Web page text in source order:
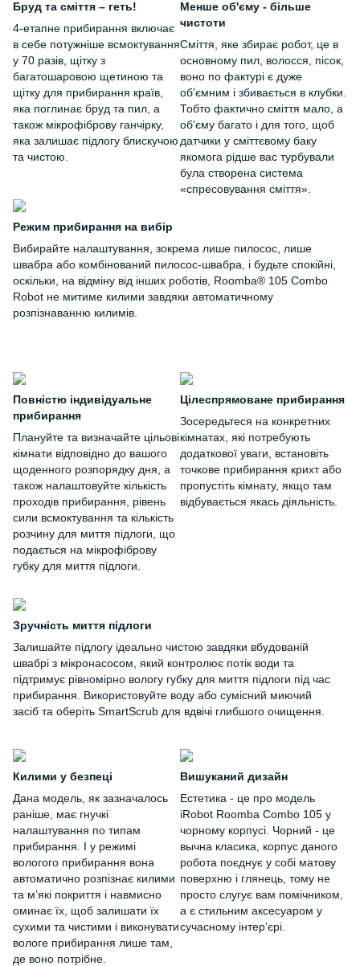
Бруд та сміття – геть!
4-етапне прибирання включає
в себе потужніше всмоктування
у 70 разів, щітку з
багатошаровою щетиною та
щітку для прибирання країв,
яка поглинає бруд та пил, а
також мікрофіброву ганчірку,
яка залишає підлогу блискучою
та чистою.
Менше об'єму - більше
чистоти
Сміття, яке збирає робот, це в
основному пил, волосся, пісок,
воно по фактурі є дуже
обʼємним і збивається в клубки.
Тобто фактично сміття мало, а
обʼєму багато і для того, щоб
датчики у сміттєвому баку
якомога рідше вас турбували
була створена система
«спресовування сміття».
Режим прибирання на вибір
Вибирайте налаштування, зокрема лише пилосос, лише
швабра або комбінований пилосос-швабра, і будьте спокійні,
оскільки, на відміну від інших роботів, Roomba® 105 Combo
Robot не митиме килими завдяки автоматичному
розпізнаванню килимів.
Повністю індивідуальне
прибирання
Плануйте та визначайте цільові
кімнати відповідно до вашого
щоденного розпорядку дня, а
також налаштовуйте кількість
проходів прибирання, рівень
сили всмоктування та кількість
розчину для миття підлоги, що
подається на мікрофіброву
губку для миття підлоги.
Цілеспрямоване прибирання
Зосередьтеся на конкретних
кімнатах, які потребують
додаткової уваги, встановіть
точкове прибирання крихт або
пропустіть кімнату, якщо там
відбувається якась діяльність.
Зручність миття підлоги
Залишайте підлогу ідеально чистою завдяки вбудованій
швабрі з мікронасосом, який контролює потік води та
підтримує рівномірно вологу губку для миття підлоги під час
прибирання. Використовуйте воду або сумісний миючий
засіб та оберіть SmartScrub для вдвічі глибшого очищення.
Килими у безпеці
Дана модель, як зазначалось
раніше, має гнучкі
налаштування по типам
прибирання. І у режимі
вологого прибирання вона
автоматично розпізнає килими
та мʼякі покриття і навмисно
оминає їх, щоб залишати їх
сухими та чистими і виконувати
вологе прибирання лише там,
де воно потрібне.
Вишуканий дизайн
Естетика - це про модель
iRobot Roomba Combo 105 у
чорному корпусі. Чорний - це
вычна класика, корпус даного
робота поєднує у собі матову
поверхню і глянець, тому не
просто слугує вам помічником,
а є стильним аксесуаром у
сучасному інтерʼєрі.